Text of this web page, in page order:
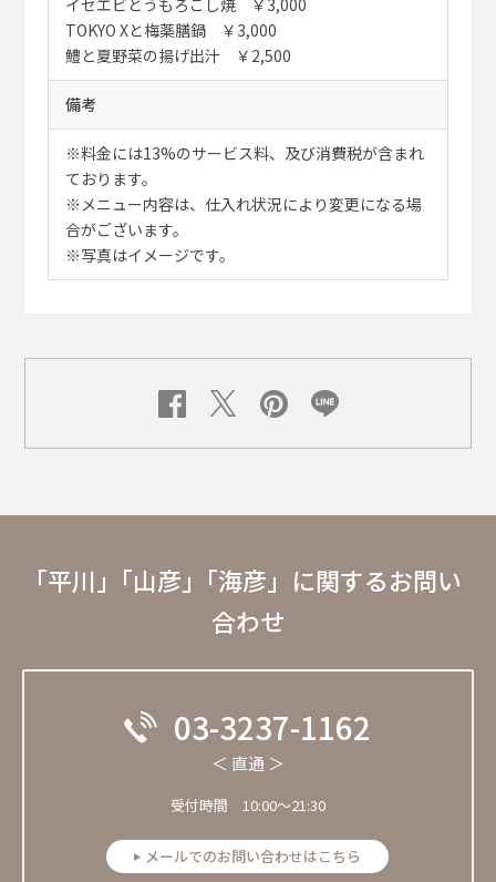
TOKYO Xと梅薬膳鍋 ￥3,000
鱧と夏野菜の揚げ出汁 ￥2,500
備考
※料金には13%のサービス料、及び消費税が含まれ
ております。
※メニュー内容は、仕入れ状況により変更になる場
合がございます。
※写真はイメージです。
｢平川」｢山彦」｢海彦」に関するお問い
合わせ
03-3237-1162
＜ 直通 ＞
受付時間 10:00～21:30
メールでのお問い合わせはこちら